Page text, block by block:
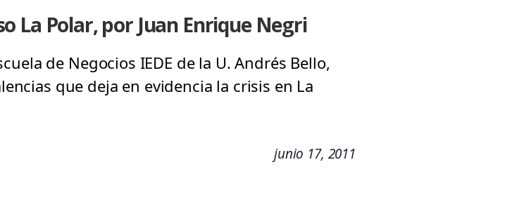
La Polar, por Juan Enrique Negri
de Negocios IEDE de la U. Andrés Bello,
que deja en evidencia la crisis en La
junio 17, 2011